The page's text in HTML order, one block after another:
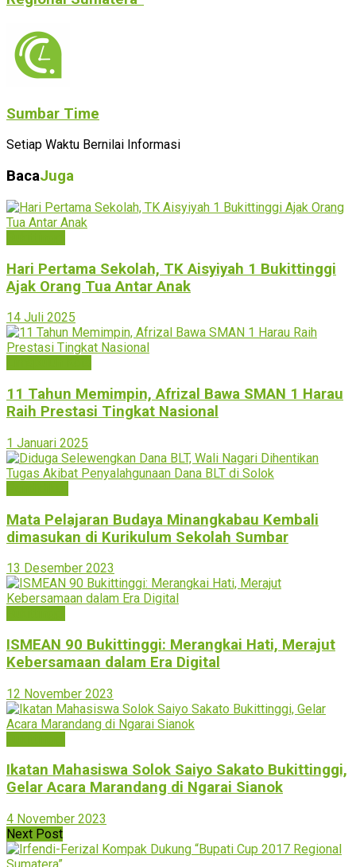
Sumbar Time
Setiap Waktu Bernilai Informasi
BacaJuga
Hari Pertama Sekolah, TK Aisyiyah 1 Bukittinggi
Ajak Orang Tua Antar Anak
14 Juli 2025
11 Tahun Memimpin, Afrizal Bawa SMAN 1 Harau
Raih Prestasi Tingkat Nasional
1 Januari 2025
Mata Pelajaran Budaya Minangkabau Kembali
dimasukan di Kurikulum Sekolah Sumbar
13 Desember 2023
ISMEAN 90 Bukittinggi: Merangkai Hati, Merajut
Kebersamaan dalam Era Digital
12 November 2023
Ikatan Mahasiswa Solok Saiyo Sakato Bukittinggi,
Gelar Acara Marandang di Ngarai Sianok
4 November 2023
Next Post